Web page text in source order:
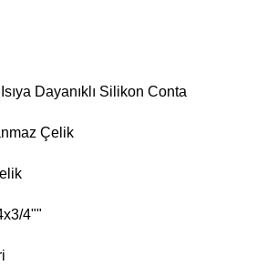
Dayanıklı Silikon Conta
Çelik
4""